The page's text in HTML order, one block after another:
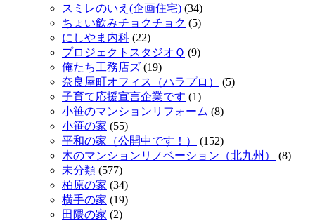
スミレのいえ(企画住宅) (34)
ちょい飲みチョクチョク (5)
にしやま内科 (22)
プロジェクトスタジオＱ (9)
俺たち工務店ズ (19)
奈良屋町オフィス（ハラプロ）
(5)
子育て応援宣言企業です (1)
小笹のマンションリフォーム (8)
小笹の家 (55)
平和の家（公開中です！）
(152)
木のマンションリノベーション（北九州）
(8)
未分類 (577)
柏原の家 (34)
横手の家 (19)
田隈の家 (2)